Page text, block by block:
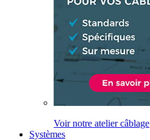
Voir notre atelier câblage
Systèmes